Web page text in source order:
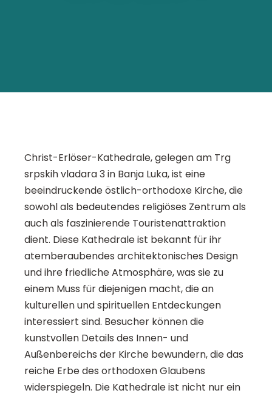
Christ-Erlöser-Kathedrale, gelegen am Trg
srpskih vladara 3 in Banja Luka, ist eine
beeindruckende östlich-orthodoxe Kirche, die
sowohl als bedeutendes religiöses Zentrum als
auch als faszinierende Touristenattraktion
dient. Diese Kathedrale ist bekannt für ihr
atemberaubendes architektonisches Design
und ihre friedliche Atmosphäre, was sie zu
einem Muss für diejenigen macht, die an
kulturellen und spirituellen Entdeckungen
interessiert sind. Besucher können die
kunstvollen Details des Innen- und
Außenbereichs der Kirche bewundern, die das
reiche Erbe des orthodoxen Glaubens
widerspiegeln. Die Kathedrale ist nicht nur ein